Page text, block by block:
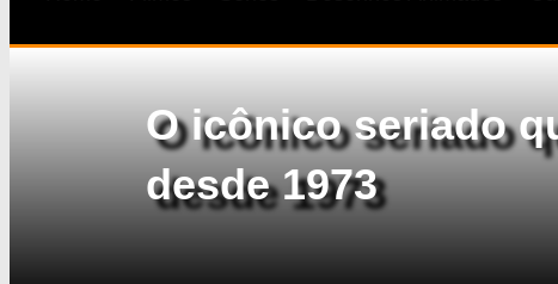
O icônico seriado
desde 1973